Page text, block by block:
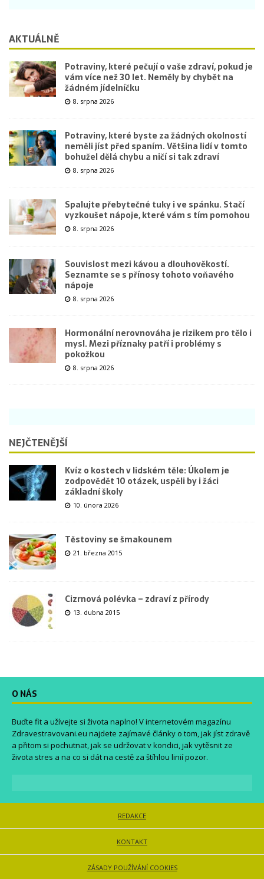
AKTUÁLNĚ
Potraviny, které pečují o vaše zdraví, pokud je
vám více než 30 let. Neměly by chybět na
žádném jídelníčku
8. srpna 2026
Potraviny, které byste za žádných okolností
neměli jíst před spaním. Většina lidí v tomto
bohužel dělá chybu a ničí si tak zdraví
8. srpna 2026
Spalujte přebytečné tuky i ve spánku. Stačí
vyzkoušet nápoje, které vám s tím pomohou
8. srpna 2026
Souvislost mezi kávou a dlouhověkostí.
Seznamte se s přínosy tohoto voňavého
nápoje
8. srpna 2026
Hormonální nerovnováha je rizikem pro tělo i
mysl. Mezi příznaky patří i problémy s
pokožkou
8. srpna 2026
NEJČTENĚJŠÍ
Kvíz o kostech v lidském těle: Úkolem je
zodpovědět 10 otázek, uspěli by i žáci
základní školy
10. února 2026
Těstoviny se šmakounem
21. března 2015
Cizrnová polévka – zdraví z přírody
13. dubna 2015
O NÁS
Buďte fit a užívejte si života naplno! V internetovém magazínu
Zdravestravovani.eu najdete zajímavé články o tom, jak jíst zdravě
a přitom si pochutnat, jak se udržovat v kondici, jak vytěsnit ze
života stres a na co si dát na cestě za štíhlou linií pozor.
REDAKCE
KONTAKT
ZÁSADY POUŽÍVÁNÍ COOKIES